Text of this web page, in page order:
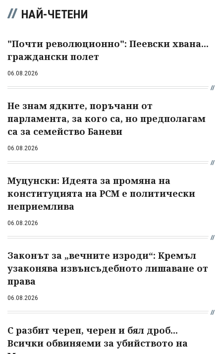
НАЙ-ЧЕТЕНИ
"Почти революционно": Пеевски хвана...
граждански полет
06.08.2026
Не знам ядките, поръчани от
парламента, за кого са, но предполагам
са за семейство Баневи
06.08.2026
Муцунски: Идеята за промяна на
конституцията на РСМ е политически
неприемлива
06.08.2026
Законът за „вечните изроди“: Кремъл
узаконява извънсъдебното лишаване от
права
06.08.2026
С разбит череп, черен и бял дроб...
Всички обвиняеми за убийството на